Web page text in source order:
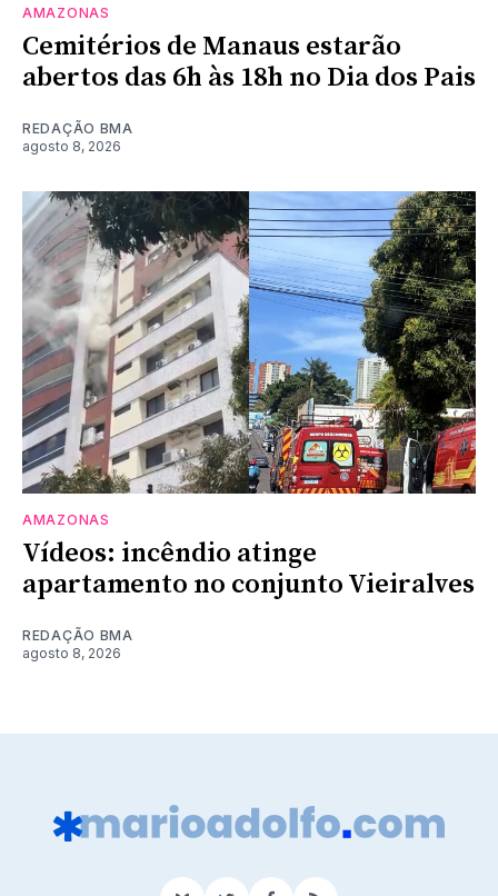
AMAZONAS
Cemitérios de Manaus estarão
abertos das 6h às 18h no Dia dos Pais
REDAÇÃO BMA
agosto 8, 2026
AMAZONAS
Vídeos: incêndio atinge
apartamento no conjunto Vieiralves
REDAÇÃO BMA
agosto 8, 2026